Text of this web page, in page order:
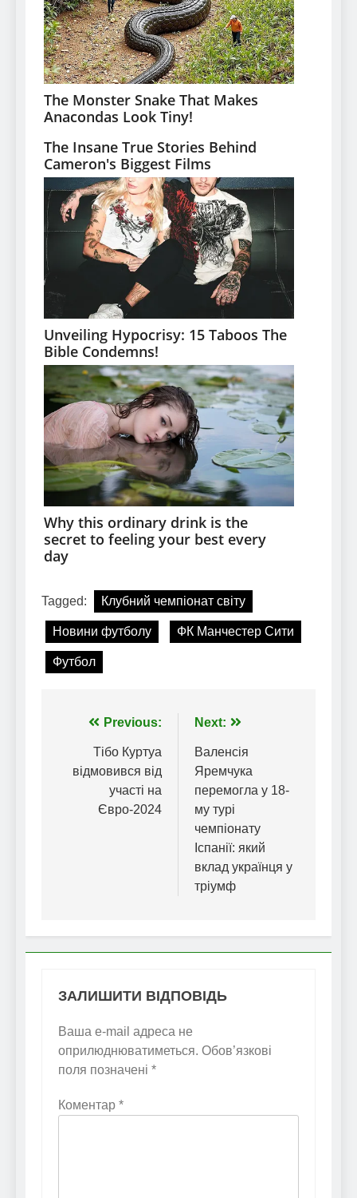
Tagged: Клубний чемпіонат світу
Новини футболу ФК Манчестер Сити
Футбол
Навігація
записів
Previous:
Тібо Куртуа
відмовився від
участі на
Євро-2024
Next:
Валенсія
Яремчука
перемогла у 18-
му турі
чемпіонату
Іспанії: який
вклад українця у
тріумф
ЗАЛИШИТИ ВІДПОВІДЬ
Ваша e-mail адреса не
оприлюднюватиметься. Обов’язкові
поля позначені *
Коментар *